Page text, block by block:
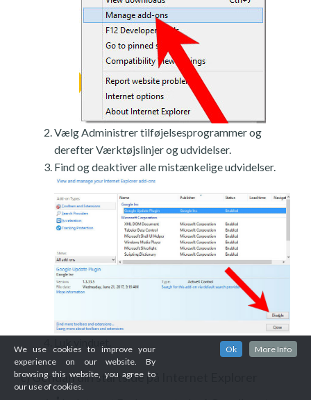
Vælg Administrer tilføjelsesprogrammer og
derefter Værktøjslinjer og udvidelser.
Find og deaktiver alle mistænkelige udvidelser.
c)Gendan din startside på Internet Explorer
We use cookies to improve your
experience on our website. By
browsing this website, you agree to
our use of cookies.
Ok More Info